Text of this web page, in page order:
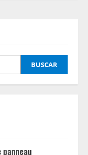
BUSCAR